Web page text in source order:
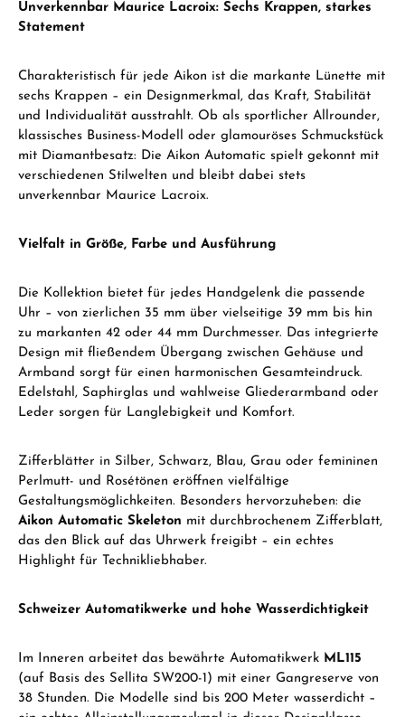
Unverkennbar Maurice Lacroix: Sechs Krappen, starkes
Statement
Charakteristisch für jede Aikon ist die markante Lünette mit
sechs Krappen – ein Designmerkmal, das Kraft, Stabilität
und Individualität ausstrahlt. Ob als sportlicher Allrounder,
klassisches Business-Modell oder glamouröses Schmuckstück
mit Diamantbesatz: Die Aikon Automatic spielt gekonnt mit
verschiedenen Stilwelten und bleibt dabei stets
unverkennbar Maurice Lacroix.
Vielfalt in Größe, Farbe und Ausführung
Die Kollektion bietet für jedes Handgelenk die passende
Uhr – von zierlichen 35 mm über vielseitige 39 mm bis hin
zu markanten 42 oder 44 mm Durchmesser. Das integrierte
Design mit fließendem Übergang zwischen Gehäuse und
Armband sorgt für einen harmonischen Gesamteindruck.
Edelstahl, Saphirglas und wahlweise Gliederarmband oder
Leder sorgen für Langlebigkeit und Komfort.
Zifferblätter in Silber, Schwarz, Blau, Grau oder femininen
Perlmutt- und Rosétönen eröffnen vielfältige
Gestaltungsmöglichkeiten. Besonders hervorzuheben: die
Aikon Automatic Skeleton mit durchbrochenem Zifferblatt,
das den Blick auf das Uhrwerk freigibt – ein echtes
Highlight für Technikliebhaber.
Schweizer Automatikwerke und hohe Wasserdichtigkeit
Im Inneren arbeitet das bewährte Automatikwerk ML115
(auf Basis des Sellita SW200-1) mit einer Gangreserve von
38 Stunden. Die Modelle sind bis 200 Meter wasserdicht –